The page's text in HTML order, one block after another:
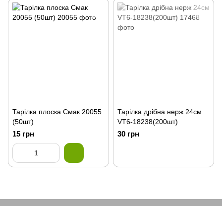
Тарілка плоска Смак 20055
(50шт)
15 грн
Тарілка дрібна нерж 24см
VT6-18238(200шт)
30 грн